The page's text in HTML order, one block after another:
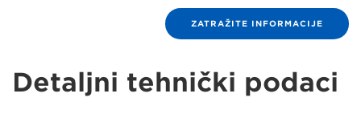
ZATRAŽITE INFORMACIJE
Detaljni tehnički podaci